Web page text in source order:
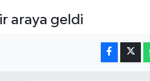
araya geldi